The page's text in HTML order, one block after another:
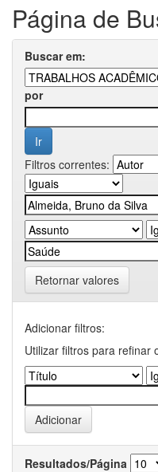
Página de
Buscar em:
por
Filtros correntes:
Retornar valores
Adicionar filtros:
Utilizar filtros para refinar
Resultados/Página